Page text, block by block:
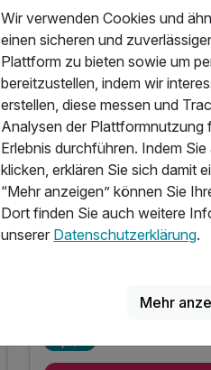
A
WAR
D
202
6
Teilweise ausgelastet
Göhren-Lebbin, Mecklenburger Seenplatte
Seehotel Fleesensee
Wellnessauszeit in
Fleesensee
4 Übernachtungen direkt
Alle Inklusivleistungen
4 weitere anzeigen
Wir verwenden Cookies und
einen sicheren und
Plattform zu bieten sowie um
bereitzustellen, indem wir
erstellen, diese messen und
Analysen der Plattformnutzung
Erlebnis durchführen. Indem
klicken, erklären Sie sich damit
“Mehr anzeigen” können Sie
Dort finden Sie auch weitere
unserer Datenschutzerklärung.
Mehr